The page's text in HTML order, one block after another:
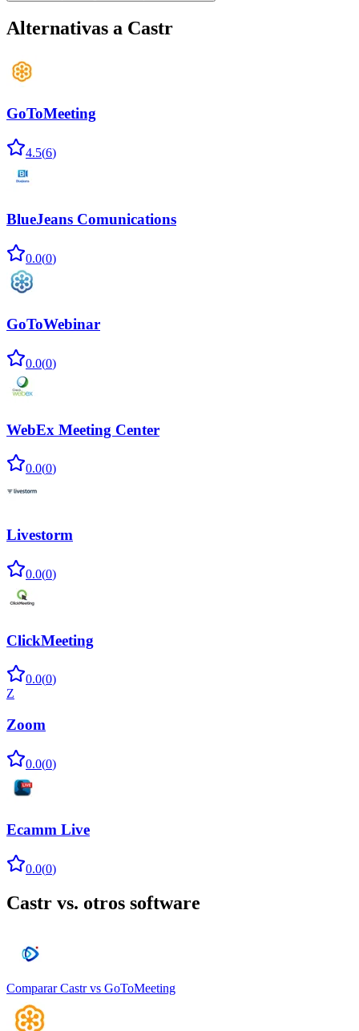
Alternativas a Castr
GoToMeeting
4.5(6)
BlueJeans Comunications
0.0(0)
GoToWebinar
0.0(0)
WebEx Meeting Center
0.0(0)
Livestorm
0.0(0)
ClickMeeting
0.0(0)
Z
Zoom
0.0(0)
Ecamm Live
0.0(0)
Castr vs. otros software
Comparar Castrvs GoToMeeting